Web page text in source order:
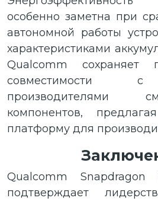
особенно заметна при
автономной работы
характеристиками
Qualcomm сохраняет
совместимости с
производителями
компонентов,
платформу для
Qualcomm
подтверждает